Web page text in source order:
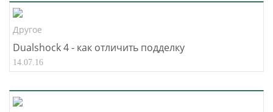
Другое
Dualshock 4 - как отличить подделку
14.07.16